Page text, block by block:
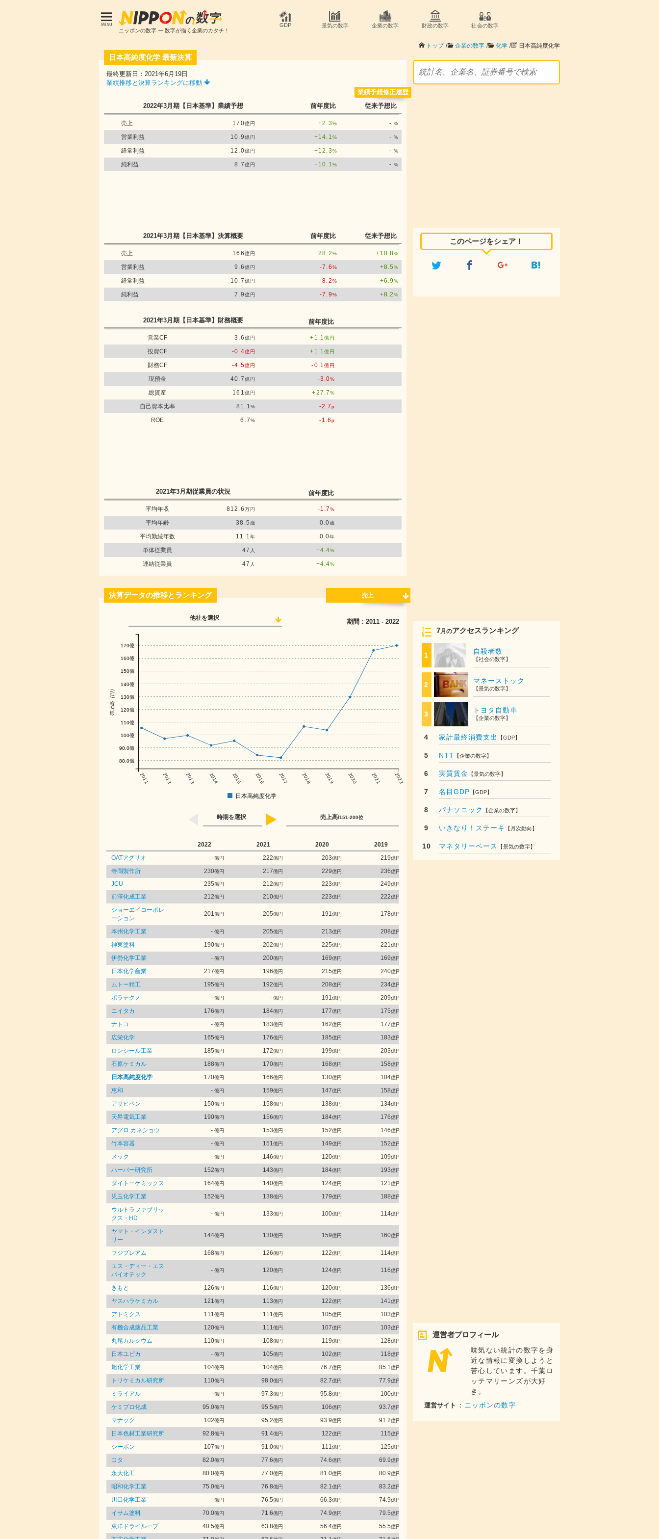
ニッポンの数字 ー 数字が描く企業のカタチ！
GDP 景気の数字 企業の数字 財政の数字 社会の数字
トップ/ 企業の数字 / 化学 / 日本高純度化学
日本高純度化学 最新決算
最終更新日：2021年6月19日
業績推移と決算ランキングに移動
2022年3月期 【日本基準】 業績予想
業績予想修正履歴
前年度比
従来予想比
売上 170億円 +2.3% -%
営業利益 10.9億円 +14.1% -%
経常利益 12.0億円 +12.3% -%
純利益 8.7億円 +10.1% -%
2021年3月期 【日本基準】 決算概要 前年度比 従来予想比
売上 166億円 +28.2% +10.8%
営業利益 9.6億円 -7.6% +8.5%
経常利益 10.7億円 -8.2% +6.9%
純利益 7.9億円 -7.9% +8.2%
2021年3月期 【日本基準】 財務概要 前年度比
営業CF 3.6億円 +1.1億円
投資CF -0.4億円 +1.1億円
財務CF -4.5億円 -0.1億円
現預金 40.7億円 -3.0%
総資産 161億円 +27.7%
自己資本比率 81.1% -2.7p
ROE 6.7% -1.6p
2021年3月期従業員の状況 前年度比
平均年収 812.6万円 -1.7%
平均年齢 38.5 歳 0.0歳
平均勤続年数 11.1年 0.0年
単体従業員 47 人 +4.4%
連結従業員 47 人 +4.4%
決算データの推移とランキング 売上
他社を選択 期間： 2011- 2022
2011 2012 2013 2014 2015 2016 2017 2018 2019 2020 2021 2022
売上高（円）
80.0億
90.0億
100億
110億
120億
130億
140億
150億
160億
170億
日本高純度化学
売上高/151-200位
時期を選択
2022 2021 2020 2019
2018
OATアグリオ
- 億円 222億円 203億円 219億円
寺岡製作所 230億円 217億円 229億円 236億円
JCU 235億円 212億円 223億円 249億円
前澤化成工業 212億円 210億円 223億円 222億円
ショーエイコーポレ
ーション
201億円 205億円 191億円 178億円
本州化学工業 - 億円 205億円 213億円 208億円
神東塗料 190億円 202億円 225億円 221億円
伊勢化学工業 - 億円 200億円 169億円 169億円
日本化学産業 217億円 196億円 215億円 240億円
ムトー精工 195億円 192億円 208億円 234億円
ポラテクノ - 億円 - 億円 191億円 209億円
ニイタカ 176億円 184億円 177億円 175億円
ナトコ - 億円 183億円 162億円 177億円
広栄化学 165億円 176億円 185億円 183億円
ロンシール工業 185億円 172億円 199億円 203億円
石原ケミカル 188億円 170億円 168億円 158億円
日本高純度化学 170億円 166億円 130億円 104億円
恵和 - 億円 159億円 147億円 158億円
アサヒペン 150億円 158億円 138億円 134億円
天昇電気工業 190億円 156億円 184億円 176億円
アグロ カネショウ - 億円 153億円 152億円 146億円
竹本容器 - 億円 151億円 149億円 152億円
メック - 億円 146億円 120億円 109億円
ハーバー研究所 152億円 143億円 184億円 193億円
ダイトーケミックス 164億円 140億円 124億円 121億円
児玉化学工業 152億円 138億円 179億円 188億円
ウルトラファブリッ
クス・HD
- 億円 133億円 100億円 114億円
ヤマト・インダスト
リー
144億円 130億円 159億円 160億円
フジプレアム 168億円 126億円 122億円 114億円
エス・ディー・エス
バイオテック
- 億円 120億円 124億円 116億円
きもと 126億円 116億円 120億円 136億円
ヤスハラケミカル 121億円 113億円 122億円 141億円
アトミクス 111億円 111億円 105億円 103億円
有機合成薬品工業 120億円 111億円 107億円 103億円
丸尾カルシウム 110億円 108億円 119億円 128億円 120
日本ユピカ - 億円 105億円 102億円 118億円 116億円
旭化学工業 104億円 104億円 76.7億円 85.1億円 78.4
トリケミカル研究所 110億円 98.0億円 82.7億円 77.9億円
ミライアル - 億円 97.3億円 95.8億円 100億円
ケミプロ化成 95.0億円 95.5億円 106億円 93.7億円 93.2 億円
マナック 102億円 95.2億円 93.9億円 91.2億円 85.7億円
日本色材工業研究所 92.8億円 91.4億円 122億円 115億円
シーボン 107億円 91.0億円 111億円 125億円
コタ 82.0億円 77.6億円 74.6億円 69.9億円
永大化工 80.0億円 77.0億円 81.0億円 80.9億円
昭和化学工業 75.0億円 76.8億円 82.1億円 83.2億円
川口化学工業 - 億円 76.5億円 66.3億円 74.9億円
イサム塗料 70.0億円 71.6億円 74.9億円 79.5億円
東洋ドライルーブ 40.5億円 63.8億円 56.4億円 55.5億円
このページをシェア！
7月のアクセスランキング
1 自殺者数
【社会の数字】
2 マネーストック
【景気の数字】
3 トヨタ自動車
【企業の数字】
4 家計最終消費支出 【GDP】
5 NTT 【企業の数字】
6 実質賃金 【景気の数字】
7 名目GDP 【GDP】
8 パナソニック 【企業の数字】
9 いきなり！ステーキ 【月次動向】
10 マネタリーベース 【景気の数字】
運営者プロフィール
味気ない統計の数字を身
近な情報に変換しようと
苦心しています。千葉ロ
ッテマリーンズが大好
き。
運営サイト ： ニッポンの数字